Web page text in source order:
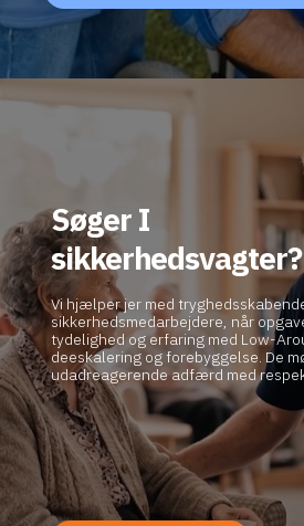
Søger I
sikkerhedsvagter?
Vi hjælper jer med
sikkerhedsmedarbejdere, når
tydelighed og erfaring med Low-
deeskalering og forebyggelse. De
udadreagerende adfærd med